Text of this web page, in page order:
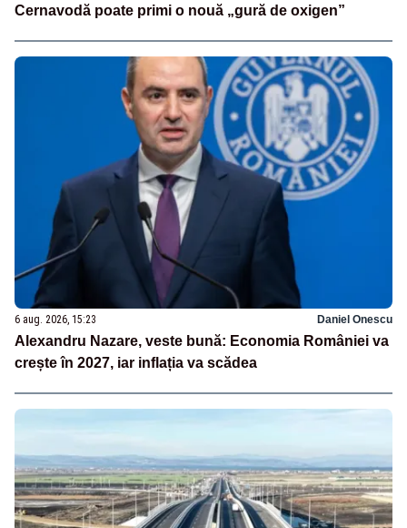
Cernavodă poate primi o nouă „gură de oxigen”
6 aug. 2026, 15:23 Daniel Onescu
Alexandru Nazare, veste bună: Economia României va
crește în 2027, iar inflația va scădea